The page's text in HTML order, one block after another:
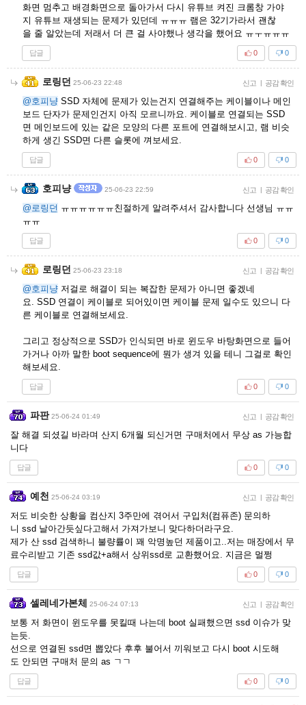
화면 멈추고 배경화면으로 돌아가서 다시 유튜브 켜진 크롬창 가야
지 유튜브 재생되는 문제가 있던데 ㅠㅠㅠ 램은 32기가라서 괜찮
을 줄 알았는데 저래서 더 큰 걸 사야했나 생각을 했어요 ㅠㅜㅠㅠㅠ
답글 0
0
로링던 25-06-23 22:48 신고 | 공감 확인
@호피냥 SSD 자체에 문제가 있는건지 연결해주는 케이블이나 메인
보드 단자가 문제인건지 아직 모르니까요. 케이블로 연결되는 SSD
면 메인보드에 있는 같은 모양의 다른 포트에 연결해보시고, 램 비슷
하게 생긴 SSD면 다른 슬롯에 껴보세요.
답글 0
0
호피냥 25-06-23 22:59 신고 | 공감 확인
@로링던 ㅠㅠㅠㅠㅠㅠ친절하게 알려주셔서 감사합니다 선생님 ㅠㅠ
ㅠㅠ
답글 0
0
로링던 25-06-23 23:18 신고 | 공감 확인
@호피냥 저걸로 해결이 되는 복잡한 문제가 아니면 좋겠네
요. SSD 연결이 케이블로 되어있이면 케이블 문제 일수도 있으니 다
른 케이블로 연결해보세요.
그리고 정상적으로 SSD가 인식되면 바로 윈도우 바탕화면으로 들어
가거나 아까 말한 boot sequence에 뭔가 생겨 있을 테니 그걸로 확인
해보세요.
답글 0
0
파판 25-06-24 01:49 신고 | 공감 확인
잘 해결 되셨길 바라며 산지 6개월 되신거면 구매처에서 무상 as 가능합
니다
답글 0
0
예천 25-06-24 03:19 신고 | 공감 확인
저도 비슷한 상황을 컴산지 3주만에 겪어서 구입처(컴퓨존) 문의하
니 ssd 날아간듯싶다고해서 가져가보니 맞다하더라구요.
제가 산 ssd 검색하니 불량률이 꽤 악명높던 제품이고..저는 매장에서 무
료수리받고 기존 ssd값+a해서 상위ssd로 교환했어요. 지금은 멀쩡
답글 0
0
셀레네가본체 25-06-24 07:13 신고 | 공감 확인
보통 저 화면이 윈도우를 못킬때 나는데 boot 실패했으면 ssd 이슈가 맞
는듯.
선으로 연결된 ssd면 뽑았다 후후 불어서 끼워보고 다시 boot 시도해
도 안되면 구매처 문의 as ㄱㄱ
답글 0
0